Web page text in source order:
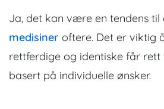
Ja, det kan være en tendens
medisiner oftere. Det er viktig
rettferdige og identiske får rett
basert på individuelle ønsker.